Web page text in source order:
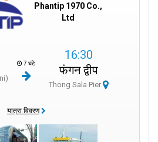
Phantip 1970 Co.,
Ltd
7 घंटे
16:30
फंगन द्वीप
Thong Sala Pier
यात्रा विवरण